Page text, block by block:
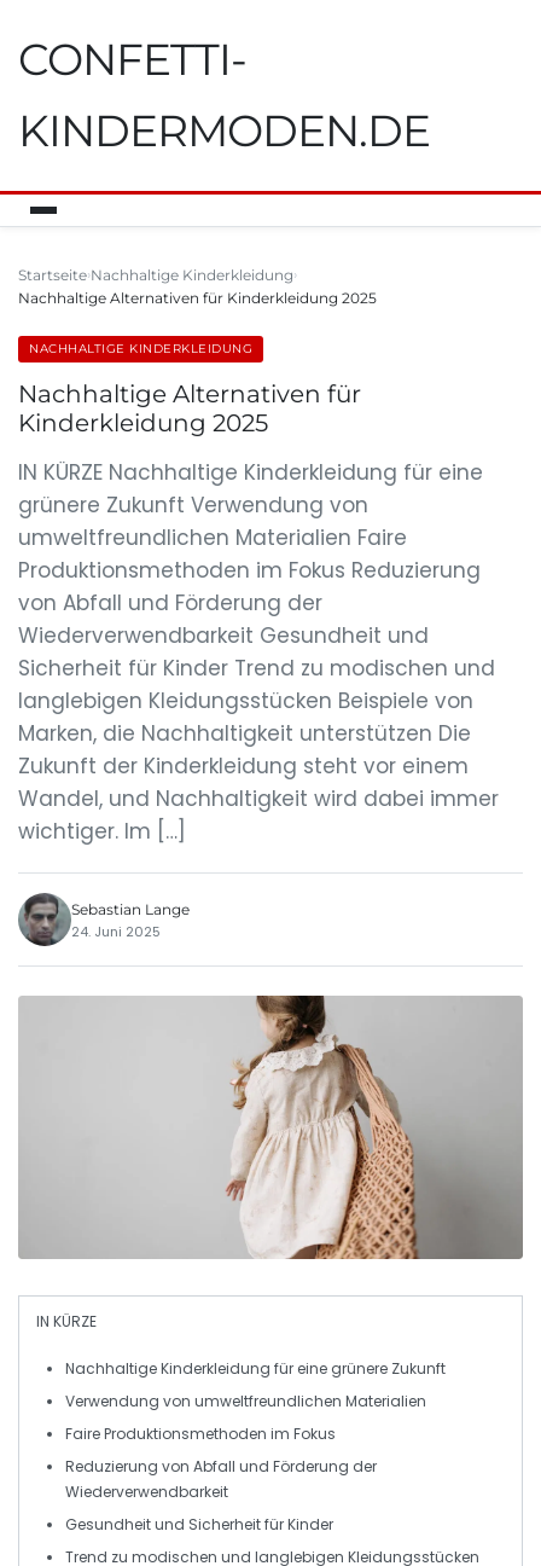
CONFETTI-
KINDERMODEN.DE
Startseite Nachhaltige Kinderkleidung
Nachhaltige Alternativen für Kinderkleidung 2025
NACHHALTIGE KINDERKLEIDUNG
Nachhaltige Alternativen für
Kinderkleidung 2025
IN KÜRZE Nachhaltige Kinderkleidung für eine
grünere Zukunft Verwendung von
umweltfreundlichen Materialien Faire
Produktionsmethoden im Fokus Reduzierung
von Abfall und Förderung der
Wiederverwendbarkeit Gesundheit und
Sicherheit für Kinder Trend zu modischen und
langlebigen Kleidungsstücken Beispiele von
Marken, die Nachhaltigkeit unterstützen Die
Zukunft der Kinderkleidung steht vor einem
Wandel, und Nachhaltigkeit wird dabei immer
wichtiger. Im […]
Sebastian Lange
24. Juni 2025
IN KÜRZE
NachhaltigeKinderkleidung für eine grünere Zukunft
Verwendung von umweltfreundlichen Materialien
Faire Produktionsmethoden im Fokus
Reduzierung von Abfall und Förderung der
Wiederverwendbarkeit
Gesundheitund Sicherheitfür Kinder
Trend zu modischen und langlebigen Kleidungsstücken